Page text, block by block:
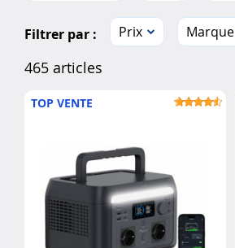
Filtrer par : Prix Marque
465 articles
TOP VENTE